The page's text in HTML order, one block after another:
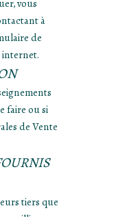
à
de
faire ou si
de Vente
tiers que